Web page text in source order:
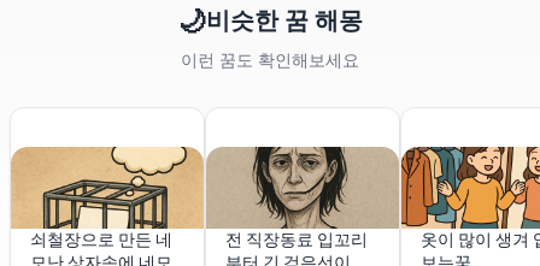
🌙비슷한 꿈 해몽
이런 꿈도 확인해보세요
쇠철장으로 만든 네
전 직장동료 입꼬리
옷이 많이 생겨